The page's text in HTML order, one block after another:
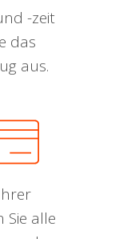
-zeit
das
aus.
alle